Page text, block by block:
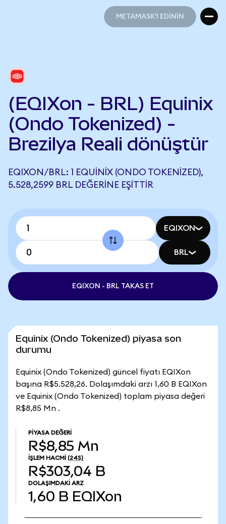
METAMASK'I EDİNİN
(EQIXon - BRL) Equinix
(Ondo Tokenized) -
Brezilya Reali dönüştür
EQIXON/BRL: 1 EQUINIX (ONDO TOKENIZED),
5.528,2599 BRL DEĞERINE EŞITTIR
EQIXON
BRL
EQIXON - BRL TAKAS ET
Equinix (Ondo Tokenized) piyasa son
durumu
Equinix (Ondo Tokenized) güncel fiyatı EQIXon
başına R$5.528,26. Dolaşımdaki arzı 1,60 B EQIXon
ve Equinix (Ondo Tokenized) toplam piyasa değeri
R$8,85 Mn .
PIYASA DEĞERI
R$8,85 Mn
İŞLEM HACMI (24S)
R$303,04 B
DOLAŞIMDAKI ARZ
1,60 B EQIXon